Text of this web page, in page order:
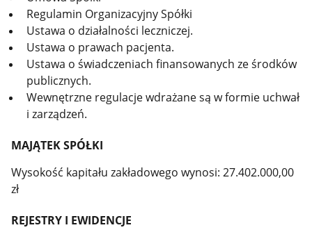
Regulamin Organizacyjny Spółki
Ustawa o działalności leczniczej.
Ustawa o prawach pacjenta.
Ustawa o świadczeniach finansowanych ze środków
publicznych.
Wewnętrzne regulacje wdrażane są w formie uchwał
i zarządzeń.
MAJĄTEK SPÓŁKI
Wysokość kapitału zakładowego wynosi: 27.402.000,00
zł
REJESTRY I EWIDENCJE